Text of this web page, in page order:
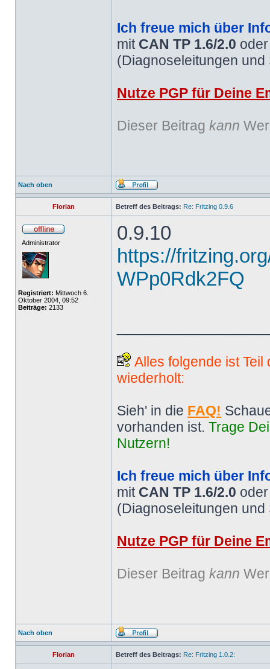
Ich freue mich über
mit CAN TP 1.6/2.0
(Diagnoseleitungen
Nutze PGP für Deine
Dieser Beitrag kann
Nach oben
Florian Betreff des Beitrags: Re: Fritzing 0.9.6
Administrator
Registriert: Mittwoch 6.
Oktober 2004, 09:52
Beiträge: 2133
0.9.10
https://
WPp0Rdk2FQ
Alles folgende ist
wiederholt:
Sieh' in die FAQ!
vorhanden ist. Trage
Nutzern!
Ich freue mich über
mit CAN TP 1.6/2.0
(Diagnoseleitungen
Nutze PGP für Deine
Dieser Beitrag kann
Nach oben
Florian Betreff des Beitrags: Re: Fritzing 1.0.2: